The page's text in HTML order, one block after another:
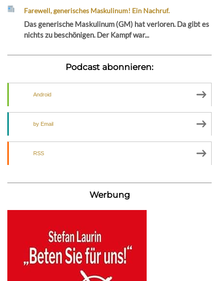
Farewell, generisches Maskulinum! Ein Nachruf.
Das generische Maskulinum (GM) hat verloren. Da gibt es
nichts zu beschönigen. Der Kampf war...
Podcast abonnieren:
Android
by Email
RSS
Werbung